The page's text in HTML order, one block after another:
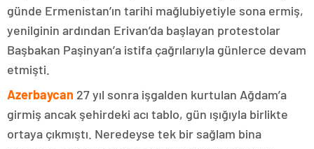
günde Ermenistan’ın tarihi mağlubiyetiyle sona ermiş,
yenilginin ardından Erivan’da başlayan protestolar
Başbakan Paşinyan’a istifa çağrılarıyla günlerce devam
etmişti.
Azerbaycan 27 yıl sonra işgalden kurtulan Ağdam’a
girmiş ancak şehirdeki acı tablo, gün ışığıyla birlikte
ortaya çıkmıştı. Neredeyse tek bir sağlam bina